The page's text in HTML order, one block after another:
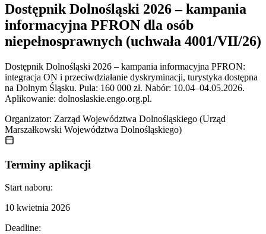
Dostępnik Dolnośląski 2026 – kampania
informacyjna PFRON dla osób
niepełnosprawnych (uchwała 4001/VII/26)
Dostępnik Dolnośląski 2026 – kampania informacyjna PFRON:
integracja ON i przeciwdziałanie dyskryminacji, turystyka dostępna
na Dolnym Śląsku. Pula: 160 000 zł. Nabór: 10.04–04.05.2026.
Aplikowanie: dolnoslaskie.engo.org.pl.
Organizator: Zarząd Województwa Dolnośląskiego (Urząd
Marszałkowski Województwa Dolnośląskiego)
Terminy aplikacji
Start naboru:
10 kwietnia 2026
Deadline: